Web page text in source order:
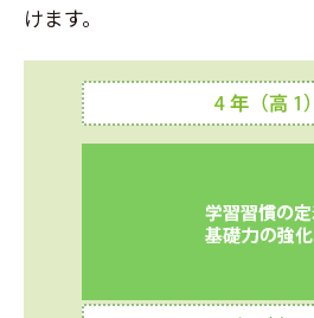
けます。